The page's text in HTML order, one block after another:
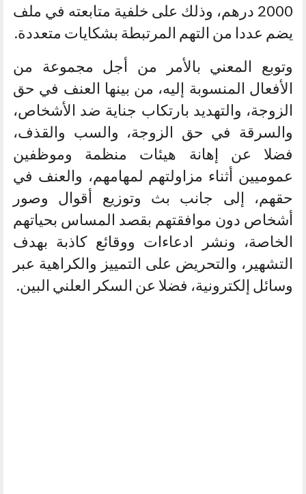
2000 درهم، وذلك على خلفية متابعته في ملف
يضم عددا من التهم المرتبطة بشكايات متعددة.
وتوبع المعني بالأمر من أجل مجموعة من
الأفعال المنسوبة إليه، من بينها العنف في حق
الزوجة، والتهديد بارتكاب جناية ضد الأشخاص،
والسرقة في حق الزوجة، والسب والقذف،
فضلا عن إهانة هيئات منظمة وموظفين
عموميين أثناء مزاولتهم لمهامهم، والعنف في
حقهم، إلى جانب بث وتوزيع أقوال وصور
أشخاص دون موافقتهم بقصد المساس بحياتهم
الخاصة، ونشر ادعاءات ووقائع كاذبة بهدف
التشهير، والتحريض على التمييز والكراهية عبر
وسائل إلكترونية، فضلا عن السكر العلني البين.